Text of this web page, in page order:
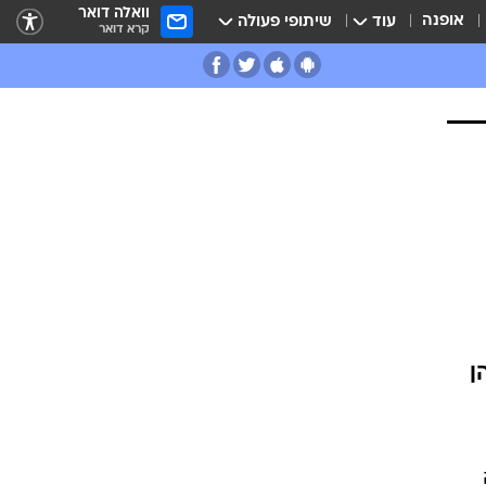
אופנה עוד שיתופי פעולה וואלה דואר
קרא דואר